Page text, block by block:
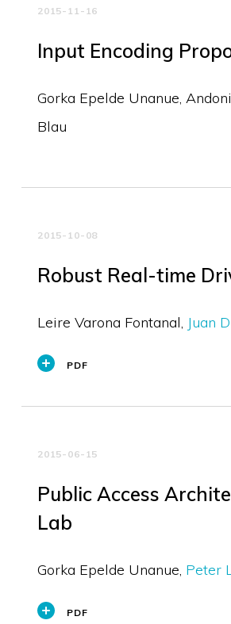
2015-11-16
Input Encoding
Gorka Epelde Unanue
Blau
2015-10-08
Robust Real-time
Leire Varona Fontanal Juan
PDF
2015-06-15
Public Access
Lab
Gorka Epelde Unanue Peter
PDF